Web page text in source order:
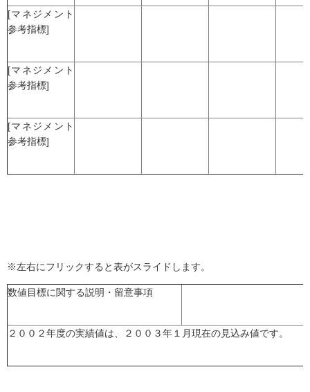
[マネジメント
参考指標]
[マネジメント
参考指標]
[マネジメント
参考指標]
※左右にフリックすると表がスライドします。
数値目標に関する説明・留意事項
２００２年度の実績値は、２００３年１月現在の見込み値です。